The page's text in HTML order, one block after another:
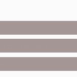
อหน้าคน
บ